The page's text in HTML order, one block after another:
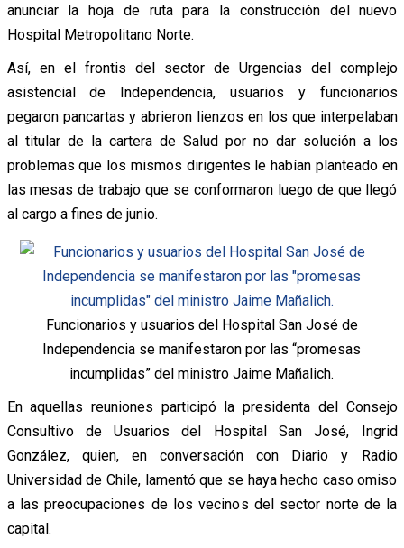
anunciar la hoja de ruta para la construcción del nuevo
Hospital Metropolitano Norte.
Así, en el frontis del sector de Urgencias del complejo
asistencial de Independencia, usuarios y funcionarios
pegaron pancartas y abrieron lienzos en los que interpelaban
al titular de la cartera de Salud por no dar solución a los
problemas que los mismos dirigentes le habían planteado en
las mesas de trabajo que se conformaron luego de que llegó
al cargo a fines de junio.
Funcionarios y usuarios del Hospital San José de
Independencia se manifestaron por las “promesas
incumplidas” del ministro Jaime Mañalich.
En aquellas reuniones participó la presidenta del Consejo
Consultivo de Usuarios del Hospital San José, Ingrid
González, quien, en conversación con Diario y Radio
Universidad de Chile, lamentó que se haya hecho caso omiso
a las preocupaciones de los vecinos del sector norte de la
capital.